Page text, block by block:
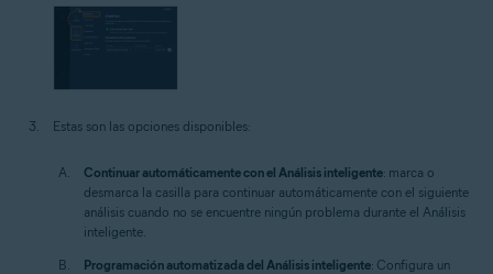
Estas son las opciones disponibles:
Continuar automáticamente con el Análisis inteligente: marca o
desmarca la casilla para continuar automáticamente con el siguiente
análisis cuando no se encuentre ningún problema durante el Análisis
inteligente.
Programación automatizada del Análisis inteligente: Configura un